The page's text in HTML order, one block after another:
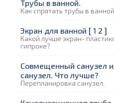
Трубы в ванной.
Как спрятать трубы в
Экран для ванной [ 1 2 ]
Какой лучше экран-
гипроке?
Совмещенный санузел
санузел. Что лучше?
Перепланировка санузел.